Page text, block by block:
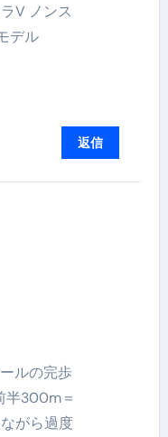
V ノンス
デル
返信
ルの完歩
半300m＝
がら過度